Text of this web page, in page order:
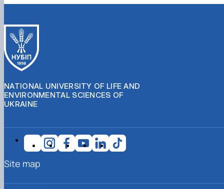
NATIONAL UNIVERSITY OF LIFE AND
ENVIRONMENTAL SCIENCES OF
UKRAINE
Site map